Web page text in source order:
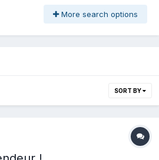
More search options
SORT BY